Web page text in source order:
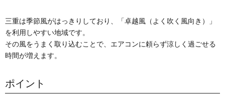
三重は季節風がはっきりしており、「卓越風（よく吹く風向き）」
を利用しやすい地域です。
その風をうまく取り込むことで、エアコンに頼らず涼しく過ごせる
時間が増えます。
ポイント